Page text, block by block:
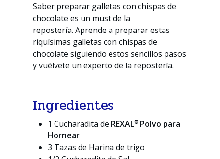
Saber preparar galletas con chispas de
chocolate es un mustde la
repostería.Aprende a preparar estas
riquísimas galletas con chispas de
chocolate siguiendo estos sencillos pasos
y vuélvete un experto de la repostería.
Ingredientes
1 Cucharadita de REXAL® Polvo para
Hornear
3 Tazas de Harina de trigo